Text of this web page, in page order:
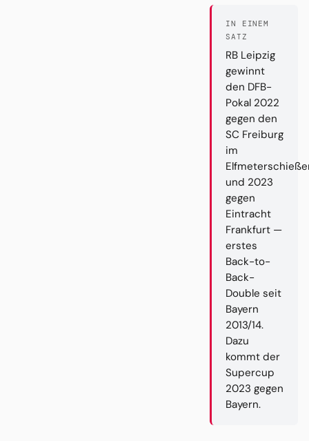
IN EINEM
SATZ
RB Leipzig
gewinnt
den DFB-
Pokal 2022
gegen den
SC Freiburg
im
und 2023
gegen
Eintracht
Frankfurt —
erstes
Back-to-
Back-
Double seit
Bayern
2013/14.
Dazu
kommt der
Supercup
2023 gegen
Bayern.